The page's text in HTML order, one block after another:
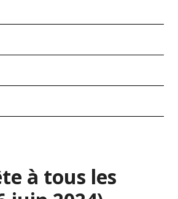
à tous les